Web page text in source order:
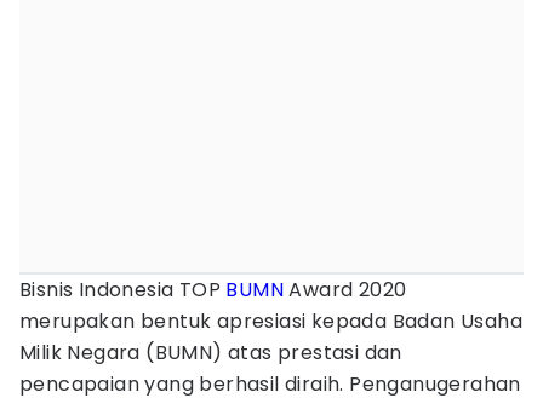
Bisnis Indonesia TOP BUMNAward 2020
merupakan bentuk apresiasi kepada Badan Usaha
Milik Negara (BUMN) atas prestasi dan
pencapaian yang berhasil diraih. Penganugerahan